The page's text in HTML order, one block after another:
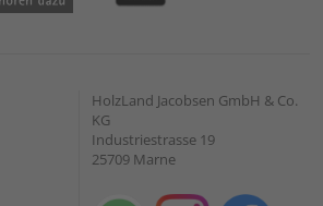
HolzLand Jacobsen GmbH & Co.
KG
Industriestrasse 19
25709 Marne